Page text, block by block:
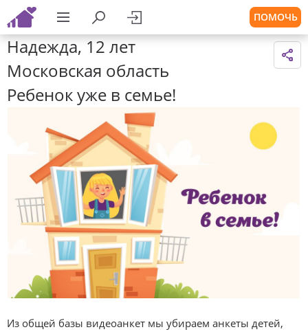
ПОМОЧЬ
Надежда, 12 лет
Московская область
Ребенок уже в семье!
Из общей базы видеоанкет мы убираем анкеты детей,